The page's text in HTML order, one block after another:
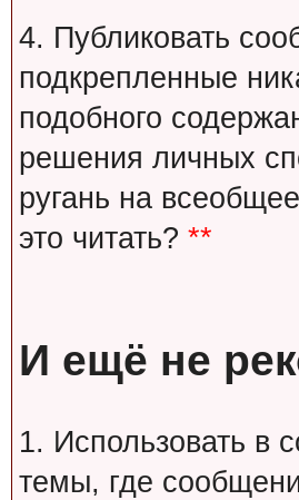
4. Публиковать
подкрепленные
подобного
решения личных
ругань на
это читать? **
И ещё не
1. Использовать в
темы, где